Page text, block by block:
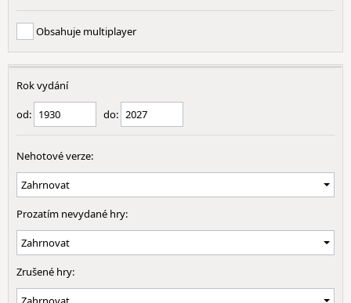
Obsahuje multiplayer
Rok vydání
od: do:
Nehotové verze:
Prozatím nevydané hry:
Zrušené hry: